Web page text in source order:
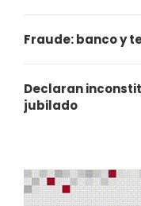
Fraude: banco y
Declaran
jubilado